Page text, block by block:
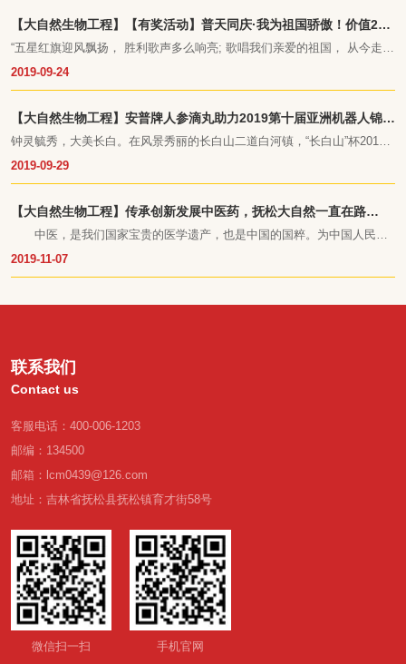
继进行报道，对此次公益活动进行了高度赞赏和认可。
2019-09-24
【大自然生物工程】【有奖活动】普天同庆·我为祖国骄傲！价值218
元安普牌人参滴丸免费领
“五星红旗迎风飘扬， 胜利歌声多么响亮; 歌唱我们亲爱的祖国， 从今走向
繁荣富强……”
2019-09-29
【大自然生物工程】安普牌人参滴丸助力2019第十届亚洲机器人锦标
赛中国选拔赛
钟灵毓秀，大美长白。在风景秀丽的长白山二道白河镇，“长白山”杯2019
第十届亚洲机器人锦标赛中国选拔赛北大区赛于9月19日当天正式拉开帷
2019-11-07
【大自然生物工程】传承创新发展中医药，抚松大自然一直在路
上……
中医，是我们国家宝贵的医学遗产，也是中国的国粹。为中国人民的
健康立下了不朽的功勋，从《黄帝内经》到《本草纲目》，让很多国人对
了积极影响。一直以来，国家也大力推广中医药学，将中医应用到更广泛
联系我们
Contact us
客服电话：400-006-1203
邮编：134500
邮箱：lcm0439@126.com
地址：吉林省抚松县抚松镇育才街58号
微信扫一扫 手机官网